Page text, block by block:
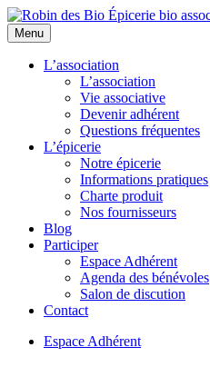
Menu
L’association
L’association
Vie associative
Devenir adhérent
Questions fréquentes
L’épicerie
Notre épicerie
Informations pratiques
Charte produit
Nos fournisseurs
Blog
Participer
Espace Adhérent
Agenda des bénévoles
Salon de discution
Contact
Espace Adhérent